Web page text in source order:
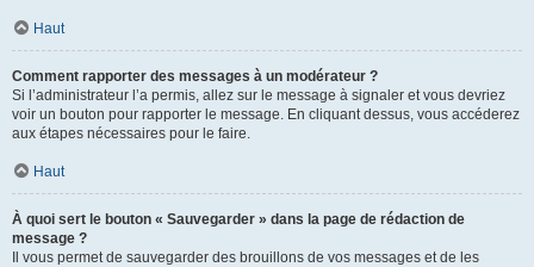
Haut
Comment rapporter des messages à un modérateur ?
Si l’administrateur l’a permis, allez sur le message à signaler et vous devriez
voir un bouton pour rapporter le message. En cliquant dessus, vous accéderez
aux étapes nécessaires pour le faire.
Haut
À quoi sert le bouton « Sauvegarder » dans la page de rédaction de
message ?
Il vous permet de sauvegarder des brouillons de vos messages et de les